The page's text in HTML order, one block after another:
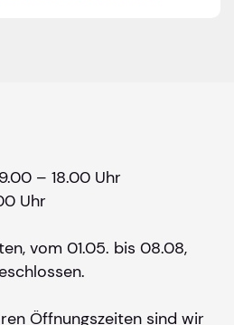
– 18.00 Uhr
Uhr
vom 01.05. bis 08.08,
Öffnungszeiten sind wir